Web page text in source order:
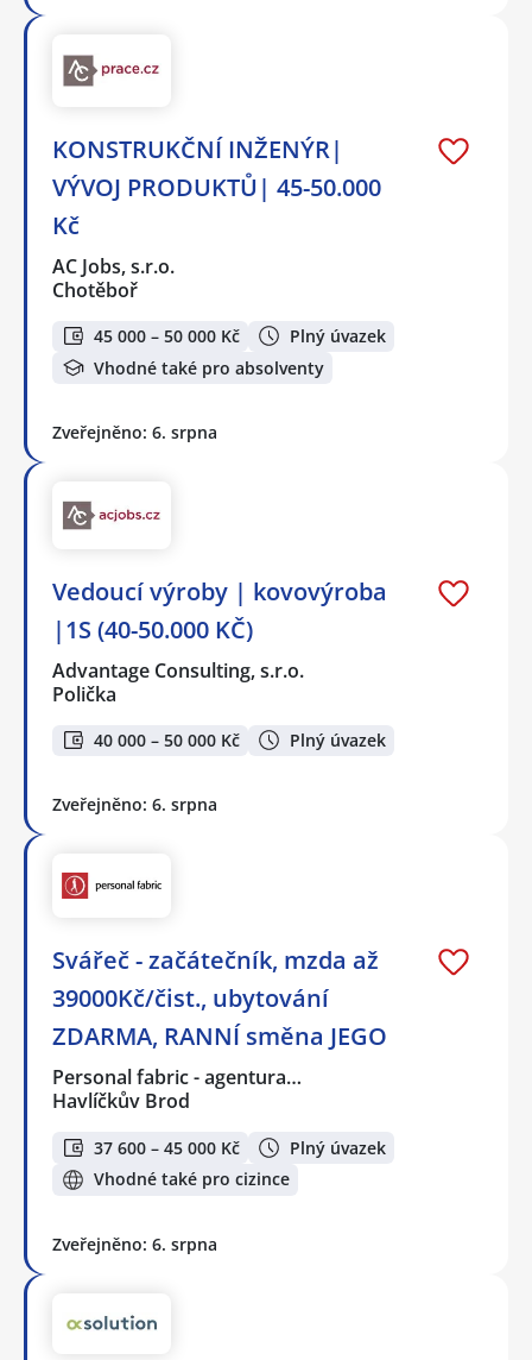
KONSTRUKČNÍ INŽENÝR|
VÝVOJ PRODUKTŮ| 45-50.000
Kč
AC Jobs, s.r.o.
Chotěboř
45 000 – 50 000 Kč
Plný úvazek
Vhodné také pro absolventy
Zveřejněno: 6. srpna
Vedoucí výroby | kovovýroba
|1S (40-50.000 KČ)
Advantage Consulting, s.r.o.
Polička
40 000 – 50 000 Kč Plný úvazek
Zveřejněno: 6. srpna
Svářeč - začátečník, mzda až
39000Kč/čist., ubytování
ZDARMA, RANNÍ směna JEGO
Personal fabric - agentura…
Havlíčkův Brod
37 600 – 45 000 Kč
Plný úvazek
Vhodné také pro cizince
Zveřejněno: 6. srpna